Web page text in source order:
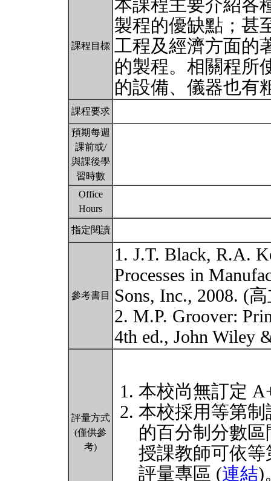
課程目標
本課程主要介紹各
製程的優缺點；甚
工程及經濟方面的
的製程。相關程所
的設備、儀器也有
課程要求
預期每週
課前或/
與課後學
習時數
Office
Hours
指定閱讀
參考書目
1. J.T. Black, R.A.
Processes in
Sons, Inc., 2008. (
2. M.P. Groover:
4th ed., John Wiley
評量方式
(僅供參
考)
本校尚無訂定
本校採用等第
的百分制分數
授課教師可依
評量專區 (連結)